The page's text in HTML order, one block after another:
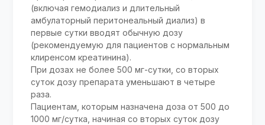
(включая гемодиализ и длительный
амбулаторный перитонеальный диализ) в
первые сутки вводят обычную дозу
(рекомендуемую для пациентов с нормальным
клиренсом креатинина).
При дозах не более 500 мг-сутки, со вторых
суток дозу препарата уменьшают в четыре
раза.
Пациентам, которым назначена доза от 500 до
1000 мг/сутка, начиная со вторых суток дозу